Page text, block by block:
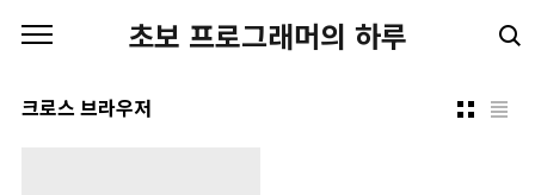
초보 프로그래머의 하루
크로스 브라우저